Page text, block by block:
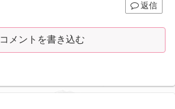
返信
コメントを書き込む